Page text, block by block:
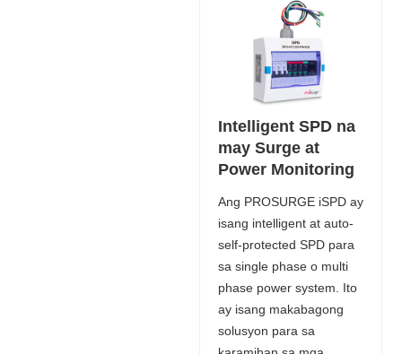
Intelligent SPD na
may Surge at
Power Monitoring
Ang PROSURGE iSPD ay
isang intelligent at auto-
self-protected SPD para
sa single phase o multi
phase power system. Ito
ay isang makabagong
solusyon para sa